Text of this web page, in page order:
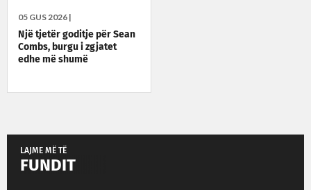
05 GUS 2026 |
Një tjetër goditje për Sean
Combs, burgu i zgjatet
edhe më shumë
LAJME MË TË
FUNDIT